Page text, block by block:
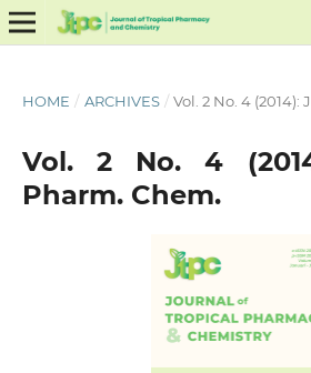
HOME / ARCHIVES / Vol. 2 No. 4 (2014):
Vol. 2 No. 4
Pharm. Chem.